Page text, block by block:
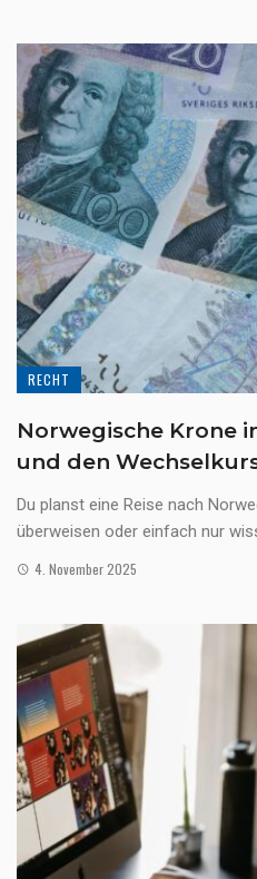
RECHT
Norwegische Krone
und den
Du planst eine Reise nach
überweisen oder einfach nur
4. November 2025